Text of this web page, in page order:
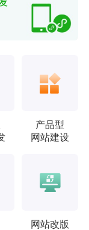
产品型
网站建设
网站改版